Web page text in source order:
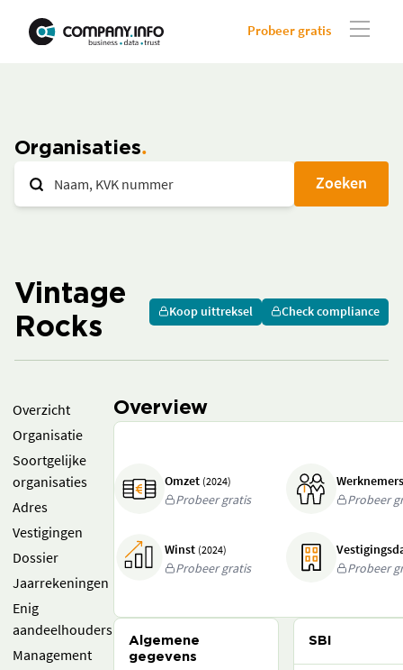
Probeer gratis
Organisaties
Zoeken
Vintage
Rocks
Koop uittreksel Check compliance
Overzicht
Organisatie
Soortgelijke
organisaties
Adres
Vestigingen
Dossier
Jaarrekeningen
Enig
aandeelhouders
Management
Overview
Omzet (2024)
Probeer gratis
Probeer
Winst (2024)
Probeer gratis
Probeer
Algemene
gegevens
SBI